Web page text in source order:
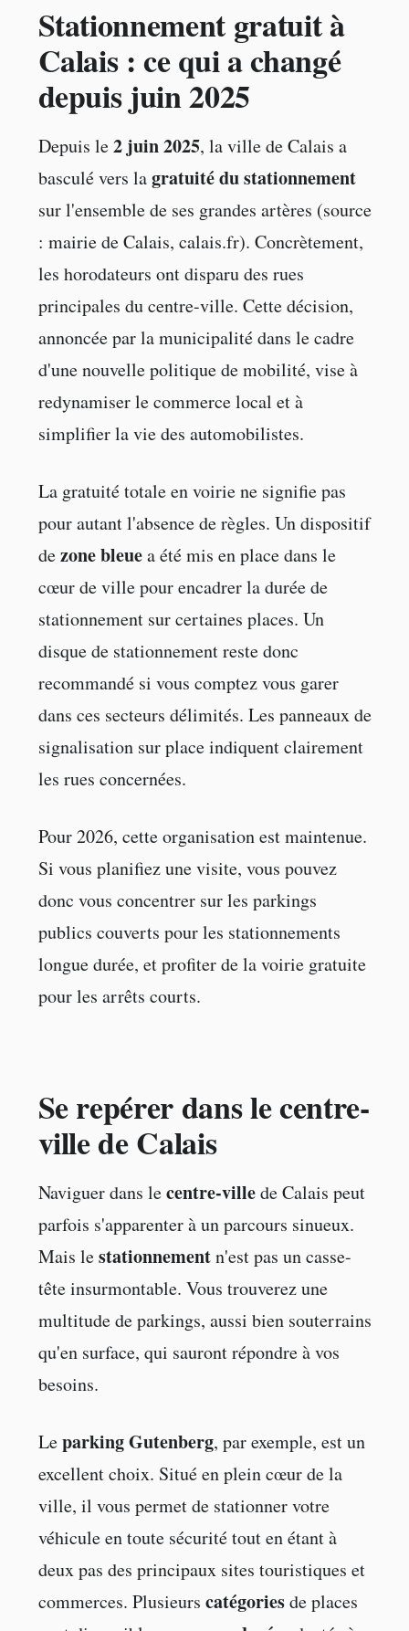
Stationnement gratuit à
Calais : ce qui a changé
depuis juin 2025
Depuis le2 juin 2025, la ville de Calais a
basculé vers lagratuité du stationnement
sur l'ensemble de ses grandes artères (source
: mairie de Calais, calais.fr). Concrètement,
les horodateurs ont disparu des rues
principales du centre-ville. Cette décision,
annoncée par la municipalité dans le cadre
d'une nouvelle politique de mobilité, vise à
redynamiser le commerce local et à
simplifier la vie des automobilistes.
La gratuité totale en voirie ne signifie pas
pour autant l'absence de règles. Un dispositif
dezone bleuea été mis en place dans le
cœur de ville pour encadrer la durée de
stationnement sur certaines places. Un
disque de stationnement reste donc
recommandé si vous comptez vous garer
dans ces secteurs délimités. Les panneaux de
signalisation sur place indiquent clairement
les rues concernées.
Pour 2026, cette organisation est maintenue.
Si vous planifiez une visite, vous pouvez
donc vous concentrer sur les parkings
publics couverts pour les stationnements
longue durée, et profiter de la voirie gratuite
pour les arrêts courts.
Se repérer dans le centre-
ville de Calais
Naviguer dans lecentre-villede Calais peut
parfois s'apparenter à un parcours sinueux.
Mais lestationnementn'est pas un casse-
tête insurmontable. Vous trouverez une
multitude de parkings, aussi bien souterrains
qu'en surface, qui sauront répondre à vos
besoins.
Leparking Gutenberg, par exemple, est un
excellent choix. Situé en plein cœur de la
ville, il vous permet de stationner votre
véhicule en toute sécurité tout en étant à
deux pas des principaux sites touristiques et
commerces. Plusieurs catégoriesde places